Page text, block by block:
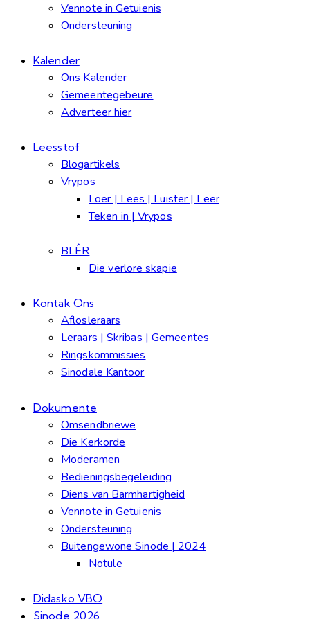
Vennote in Getuienis
Ondersteuning
Kalender
Ons Kalender
Gemeentegebeure
Adverteer hier
Leesstof
Blogartikels
Vrypos
Loer | Lees | Luister | Leer
Teken in | Vrypos
BLÊR
Die verlore skapie
Kontak Ons
Aflosleraars
Leraars | Skribas | Gemeentes
Ringskommissies
Sinodale Kantoor
Dokumente
Omsendbriewe
Die Kerkorde
Moderamen
Bedieningsbegeleiding
Diens van Barmhartigheid
Vennote in Getuienis
Ondersteuning
Buitengewone Sinode | 2024
Notule
Didasko VBO
Sinode 2026